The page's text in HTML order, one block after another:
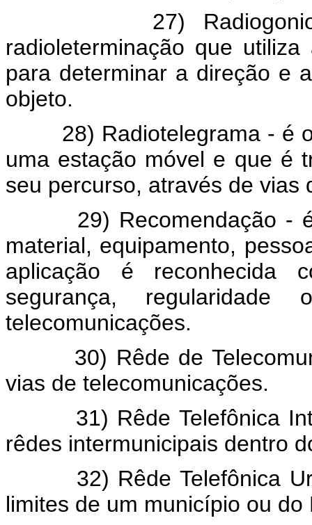
27)
radioleterminação que
para determinar a direção e
objeto.
28) Radiotelegrama - é o
uma estação móvel e que é
seu percurso, através de vias
29) Recomendação - é
material, equipamento,
aplicação é reconhecida
segurança,
telecomunicações.
30) Rêde de
vias de telecomunicações.
31) Rêde Telefônica
rêdes intermunicipais dentro
32) Rêde Telefônica
limites de um município ou do